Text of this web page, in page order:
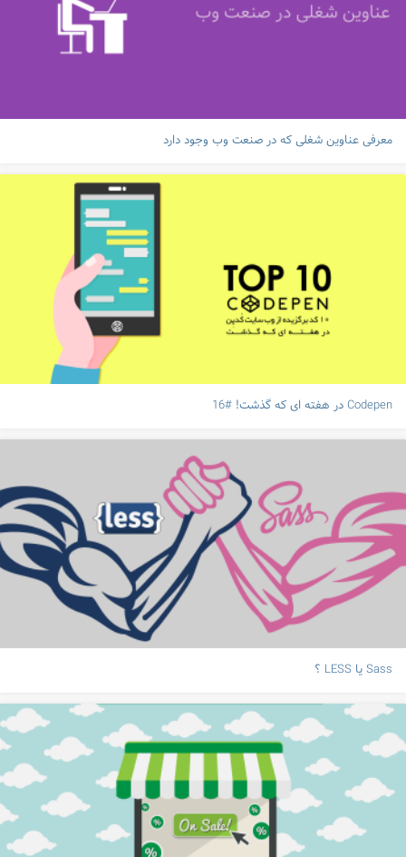
معرفی عناوین شغلی که در صنعت وب وجود دارد
Codepen در هفته ای که گذشت! #16
Sass یا LESS ؟